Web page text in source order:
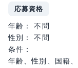
応募資格
年齢： 不問
性別： 不問
条件：
年齢、性別、国籍